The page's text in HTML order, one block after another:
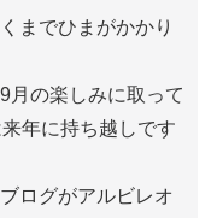
までひまがかかり
月の楽しみに取って
年に持ち越しです
ログがアルビレオ